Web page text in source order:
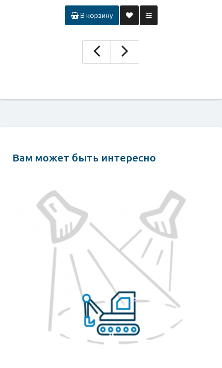
В корзину
Вам может быть интересно